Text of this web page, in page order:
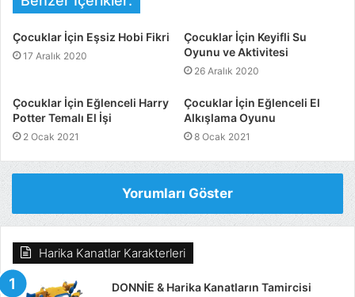
Çocuklar İçin Eşsiz Hobi Fikri
17 Aralık 2020
Çocuklar İçin Keyifli Su
Oyunu ve Aktivitesi
26 Aralık 2020
Çocuklar İçin Eğlenceli Harry
Potter Temalı El İşi
2 Ocak 2021
Çocuklar İçin Eğlenceli El
Alkışlama Oyunu
8 Ocak 2021
Yorumları Göster
Harika Kanatlar Karakterleri
DONNİE & Harika Kanatların Tamircisi